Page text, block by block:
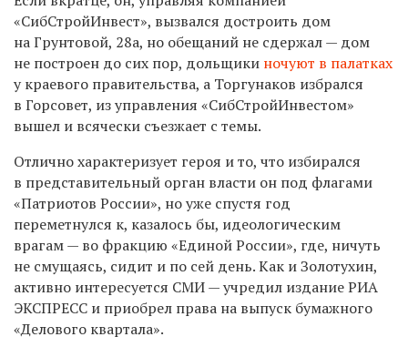
«СибСтройИнвест», вызвался достроить дом
на Грунтовой, 28а, но обещаний не сдержал — дом
не построен до сих пор, дольщики ночуют в палатках
у краевого правительства, а Торгунаков избрался
в Горсовет, из управления «СибСтройИнвестом»
вышел и всячески съезжает с темы.
Отлично характеризует героя и то, что избирался
в представительный орган власти он под флагами
«Патриотов России», но уже спустя год
переметнулся к, казалось бы, идеологическим
врагам — во фракцию «Единой России», где, ничуть
не смущаясь, сидит и по сей день. Как и Золотухин,
активно интересуется СМИ — учредил издание РИА
ЭКСПРЕСС и приобрел права на выпуск бумажного
«Делового квартала».